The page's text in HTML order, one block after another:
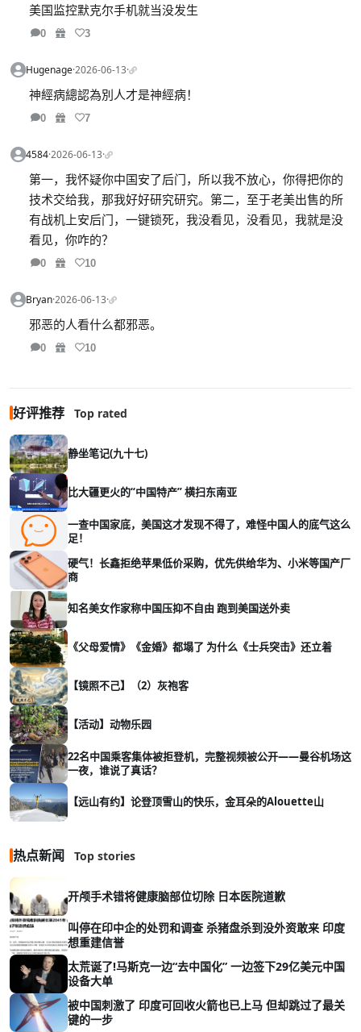
美国监控默克尔手机就当没发生
0 3
Hugenage·2026-06-13·
神經病總認為別人才是神經病！
0 7
4584·2026-06-13·
第一，我怀疑你中国安了后门，所以我不放心，你得把你的
技术交给我，那我好好研究研究。第二，至于老美出售的所
有战机上安后门，一键锁死，我没看见，没看见，我就是没
看见，你咋的？
0 10
Bryan·2026-06-13·
邪恶的人看什么都邪恶。
0 10
好评推荐 Top rated
静坐笔记(九十七)
比大疆更火的“中国特产” 横扫东南亚
一查中国家底，美国这才发现不得了，难怪中国人的底气这么
足！
硬气！长鑫拒绝苹果低价采购，优先供给华为、小米等国产厂
商
知名美女作家称中国压抑不自由 跑到美国送外卖
《父母爱情》《金婚》都塌了 为什么《士兵突击》还立着
【镜照不己】（2）灰袍客
【活动】动物乐园
22名中国乘客集体被拒登机，完整视频被公开——曼谷机场这
一夜，谁说了真话？
【远山有约】论登顶雪山的快乐，金耳朵的Alouette山
热点新闻 Top stories
开颅手术错将健康脑部位切除 日本医院道歉
叫停在印中企的处罚和调查 杀猪盘杀到没外资敢来 印度
想重建信誉
太荒诞了!马斯克一边“去中国化” 一边签下29亿美元中国
设备大单
被中国刺激了 印度可回收火箭也已上马 但却跳过了最关
键的一步